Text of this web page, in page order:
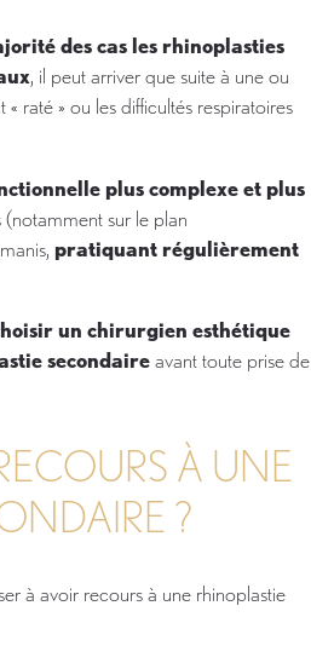
des cas les rhinoplasties
, il peut arriver que suite à une ou
raté » ou les difficultés respiratoires
plus complexe et plus
sur le plan
pratiquant régulièrement
un chirurgien esthétique
secondaireavant toute prise de
À UNE
?
à avoir recours à une rhinoplastie